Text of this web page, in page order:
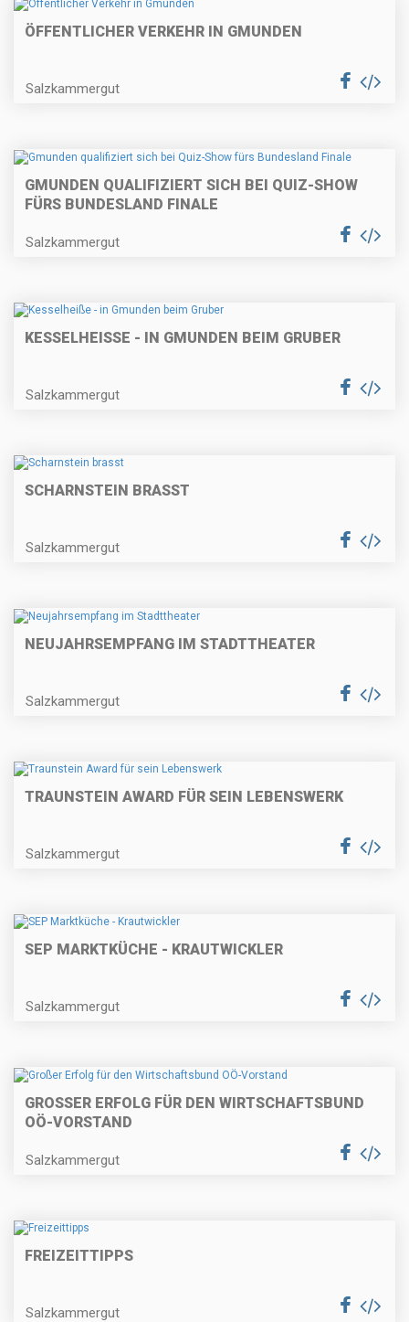
ÖFFENTLICHER VERKEHR IN GMUNDEN
Salzkammergut
GMUNDEN QUALIFIZIERT SICH BEI QUIZ-SHOW
FÜRS BUNDESLAND FINALE
Salzkammergut
KESSELHEISSE - IN GMUNDEN BEIM GRUBER
Salzkammergut
SCHARNSTEIN BRASST
Salzkammergut
NEUJAHRSEMPFANG IM STADTTHEATER
Salzkammergut
TRAUNSTEIN AWARD FÜR SEIN LEBENSWERK
Salzkammergut
SEP MARKTKÜCHE - KRAUTWICKLER
Salzkammergut
GROSSER ERFOLG FÜR DEN WIRTSCHAFTSBUND O
Ö-VORSTAND
Salzkammergut
FREIZEITTIPPS
Salzkammergut